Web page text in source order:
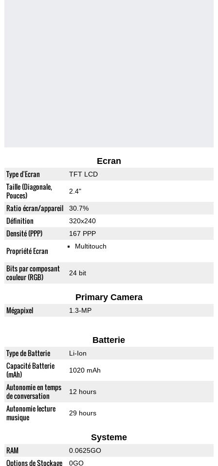
Ecran
Type d'Ecran TFT LCD
Taille (Diagonale,
Pouces)
2.4"
Ratio écran/appareil 30.7%
Définition 320x240
Densité (PPP) 167 PPP
Propriété Ecran Multitouch
Bits par composant
couleur (RGB)
24 bit
Primary Camera
Mégapixel 1.3-MP
Batterie
Type de Batterie Li-Ion
Capacité Batterie
(mAh)
1020 mAh
Autonomie en temps
de conversation
12 hours
Autonomie lecture
musique
29 hours
Systeme
RAM 0.0625GO
Options de Stockage 0GO